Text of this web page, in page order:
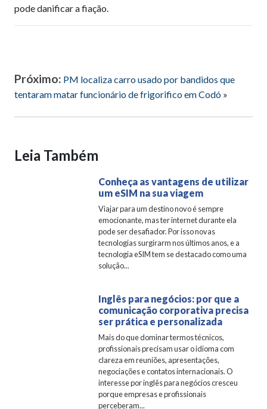
pode danificar a fiação.
Próximo: PM localiza carro usado por bandidos que
tentaram matar funcionário de frigorifico em Codó »
Leia Também
Conheça as vantagens de utilizar
um eSIM na sua viagem
Viajar para um destino novo é sempre
emocionante, mas ter internet durante ela
pode ser desafiador. Por isso novas
tecnologias surgirarm nos últimos anos, e a
tecnologia eSIM tem se destacado como uma
solução...
Inglês para negócios: por que a
comunicação corporativa precisa
ser prática e personalizada
Mais do que dominar termos técnicos,
profissionais precisam usar o idioma com
clareza em reuniões, apresentações,
negociações e contatos internacionais. O
interesse por inglês para negócios cresceu
porque empresas e profissionais
perceberam...